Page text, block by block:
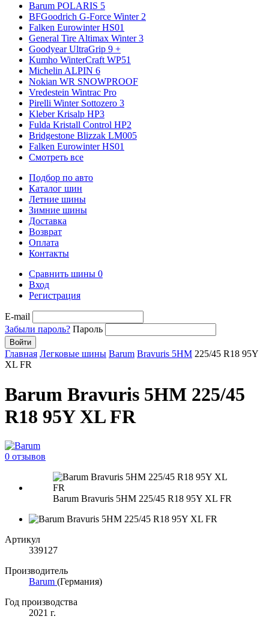
Barum POLARIS 5
BFGoodrich G-Force Winter 2
Falken Eurowinter HS01
General Tire Altimax Winter 3
Goodyear UltraGrip 9 +
Kumho WinterCraft WP51
Michelin ALPIN 6
Nokian WR SNOWPROOF
Vredestein Wintrac Pro
Pirelli Winter Sottozero 3
Kleber Krisalp HP3
Fulda Kristall Control HP2
Bridgestone Blizzak LM005
Falken Eurowinter HS01
Смотреть все
Подбор по авто
Каталог шин
Летние шины
Зимние шины
Доставка
Возврат
Оплата
Контакты
Сравнить шины 0
Вход
Регистрация
E-mail
Забыли пароль? Пароль
Войти
Главная Легковые шины Barum Bravuris 5HM 225/45 R18 95Y
XL FR
Barum Bravuris 5HM 225/45
R18 95Y XL FR
0 отзывов
Barum Bravuris 5HM 225/45 R18 95Y XL FR
Артикул
339127
Производитель
Barum (Германия)
Год производства
2021 г.